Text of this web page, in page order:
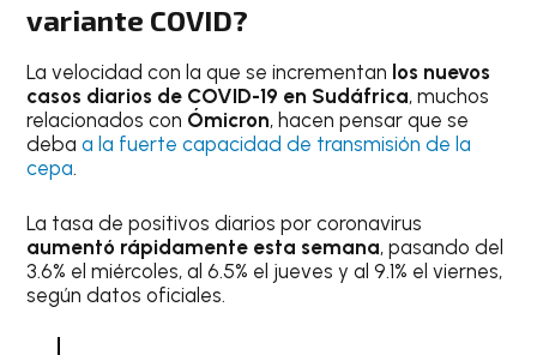
variante COVID?
La velocidad con la que se incrementan los nuevos
casos diarios de COVID-19 en Sudáfrica, muchos
relacionados con Ómicron, hacen pensar que se
debaa la fuerte capacidad de transmisión de la
cepa.
La tasa de positivos diarios por coronavirus
aumentó rápidamente esta semana, pasando del
3.6% el miércoles, al 6.5% el jueves y al 9.1% el viernes,
según datos oficiales.